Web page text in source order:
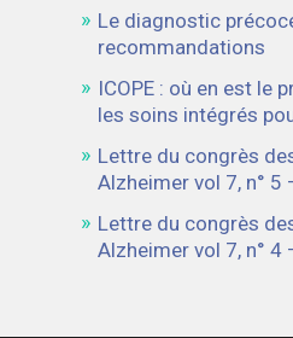
Le diagnostic
recommandations
ICOPE : où en est le
les soins intégrés
Lettre du congrès
Alzheimer vol 7, n° 5
Lettre du congrès
Alzheimer vol 7, n° 4